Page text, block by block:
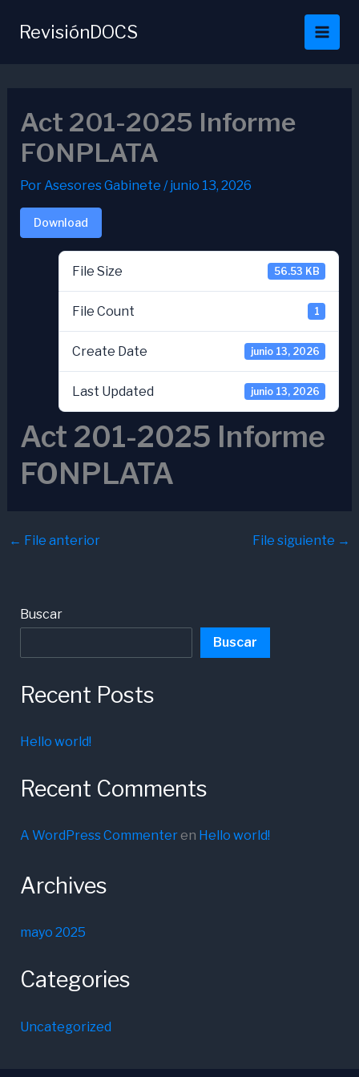
RevisiónDOCS
Act 201-2025 Informe
FONPLATA
PorAsesores Gabinete /junio 13, 2026
Download
File Size 56.53 KB
File Count 1
Create Date junio 13, 2026
Last Updated junio 13, 2026
Act 201-2025 Informe
FONPLATA
← File anterior File siguiente →
Buscar
Buscar
Recent Posts
Hello world!
Recent Comments
A WordPress Commenteren Hello world!
Archives
mayo 2025
Categories
Uncategorized